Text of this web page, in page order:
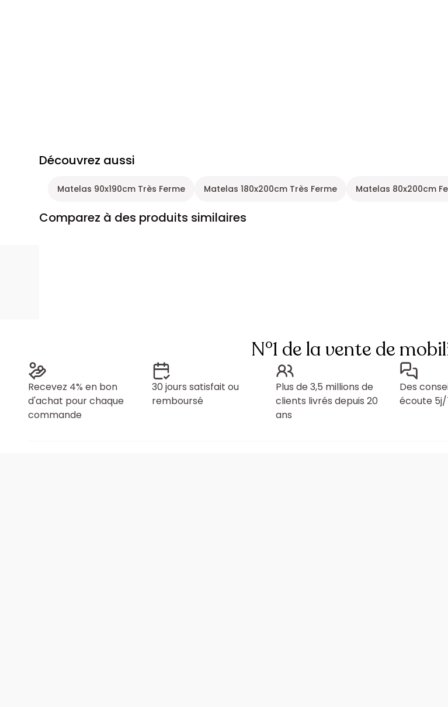
Découvrez aussi
Matelas 90x190cm Très Ferme Matelas 180x200cm Très Ferme Matelas 80x200cm
Comparez à des produits similaires
N°1 de la vente de
Recevez 4% en bon
d'achat pour chaque
commande
30 jours satisfait ou
remboursé
Plus de 3,5 millions de
clients livrés depuis 20
ans
Des
écoute